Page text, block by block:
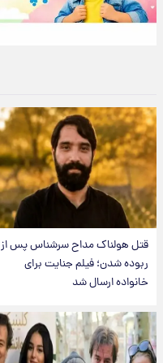
قتل هولناک مداح سرشناس پس از
ربوده شدن؛ فیلم جنایت برای
خانواده ارسال شد